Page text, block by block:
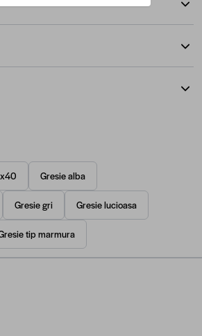
Gresie alba
Gresie gri Gresie lucioasa
tip marmura